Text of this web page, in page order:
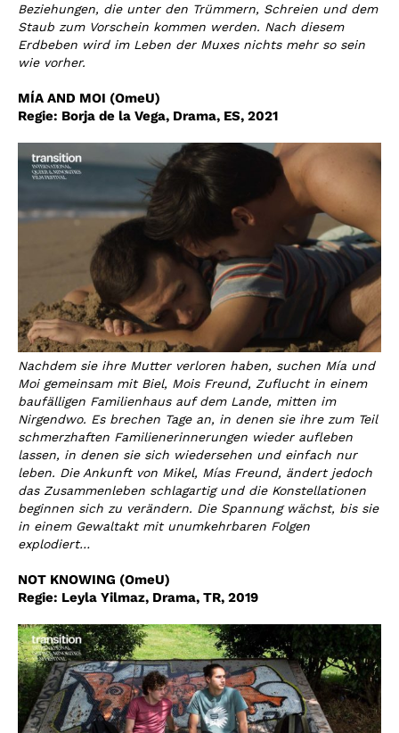
Beziehungen, die unter den Trümmern, Schreien und dem
Staub zum Vorschein kommen werden. Nach diesem
Erdbeben wird im Leben der Muxes nichts mehr so sein
wie vorher.
MÍA AND MOI (OmeU)
Regie: Borja de la Vega, Drama, ES, 2021
Nachdem sie ihre Mutter verloren haben, suchen Mía und
Moi gemeinsam mit Biel, Mois Freund, Zuflucht in einem
baufälligen Familienhaus auf dem Lande, mitten im
Nirgendwo. Es brechen Tage an, in denen sie ihre zum Teil
schmerzhaften Familienerinnerungen wieder aufleben
lassen, in denen sie sich wiedersehen und einfach nur
leben. Die Ankunft von Mikel, Mías Freund, ändert jedoch
das Zusammenleben schlagartig und die Konstellationen
beginnen sich zu verändern. Die Spannung wächst, bis sie
in einem Gewaltakt mit unumkehrbaren Folgen
explodiert…
NOT KNOWING (OmeU)
Regie: Leyla Yilmaz, Drama, TR, 2019